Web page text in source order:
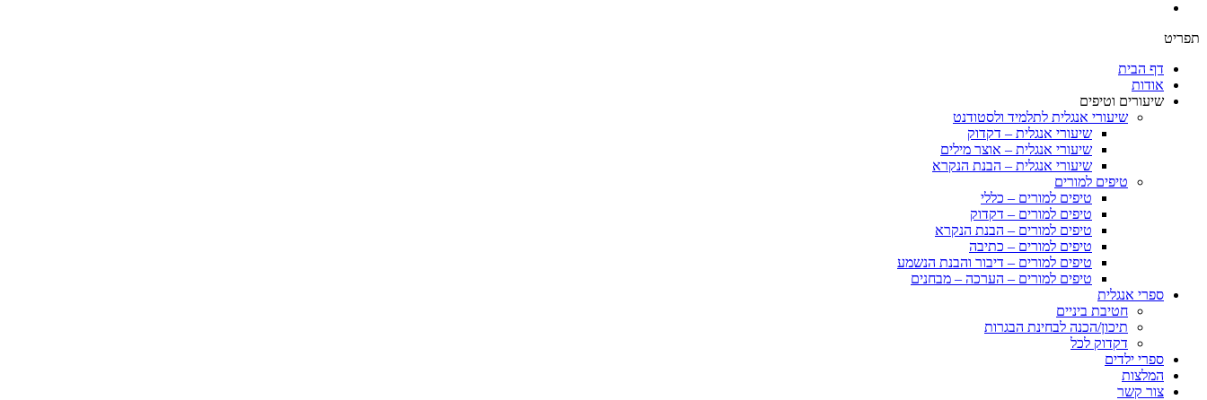
תפריט
דף הבית
אודות
שיעורים וטיפים
שיעורי אנגלית לתלמיד ולסטודנט
שיעורי אנגלית – דקדוק
שיעורי אנגלית – אוצר מילים
שיעורי אנגלית – הבנת הנקרא
טיפים למורים
טיפים למורים – כללי
טיפים למורים – דקדוק
טיפים למורים – הבנת הנקרא
טיפים למורים – כתיבה
טיפים למורים – דיבור והבנת הנשמע
טיפים למורים – הערכה – מבחנים
ספרי אנגלית
חטיבת ביניים
תיכון/הכנה לבחינת הבגרות
דקדוק לכל
ספרי ילדים
המלצות
צור קשר